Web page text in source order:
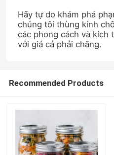
Tham quan nhà máy
Liên hệ chúng tôi
Chai thủy tinh
Hãy tự do khám phá
chúng tôi thùng kính
các phong cách và kích
với giá cả phải chăng.
Recommended Products